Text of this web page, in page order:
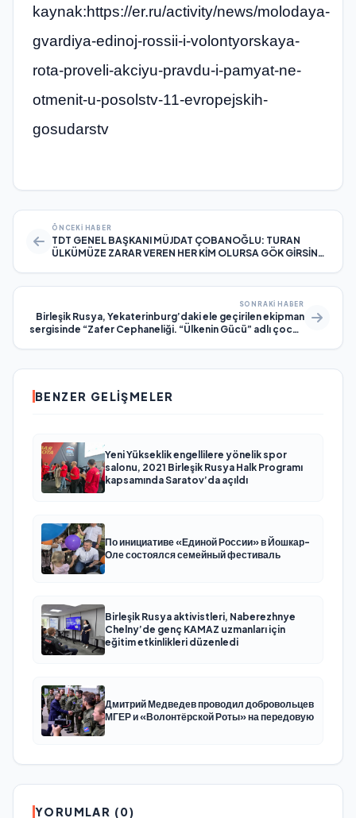
kaynak:https://er.ru/activity/news/molodaya-
gvardiya-edinoj-rossii-i-volontyorskaya-
rota-proveli-akciyu-pravdu-i-pamyat-ne-
otmenit-u-posolstv-11-evropejskih-
gosudarstv
ÖNCEKI HABER
TDT GENEL BAŞKANI MÜJDAT ÇOBANOĞLU: TURAN
ÜLKÜMÜZE ZARAR VEREN HER KİM OLURSA GÖK GİRSİN
SONRAKI HABER
Birleşik Rusya, Yekaterinburg’daki ele geçirilen ekipman
sergisinde “Zafer Cephaneliği. “Ülkenin Gücü” adlı çocuk
BENZER GELIŞMELER
Yeni Yükseklik engellilere yönelik spor
salonu, 2021 Birleşik Rusya Halk Programı
kapsamında Saratov’da açıldı
По инициативе «Единой России» в Йошкар-
Оле состоялся семейный фестиваль
Birleşik Rusya aktivistleri, Naberezhnye
Chelny’de genç KAMAZ uzmanları için
eğitim etkinlikleri düzenledi
Дмитрий Медведев проводил добровольцев
МГЕР и «Волонтёрской Роты» на передовую
YORUMLAR (0)